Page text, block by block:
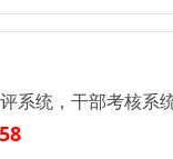
系统，干部考核系